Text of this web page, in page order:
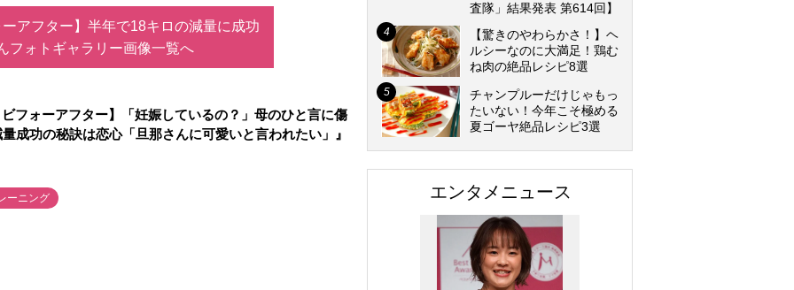
アフター】半年で18キロの減量に成功
フォトギャラリー画像一覧へ
フォーアフター】「妊娠しているの？」母のひと言に傷
成功の秘訣は恋心「旦那さんに可愛いと言われたい」』
ーニング
査隊」結果発表 第614回】
【驚きのやわらかさ！】ヘ
ルシーなのに大満足！鶏む
ね肉の絶品レシピ8選
チャンプルーだけじゃもっ
たいない！今年こそ極める
夏ゴーヤ絶品レシピ3選
エンタメニュース